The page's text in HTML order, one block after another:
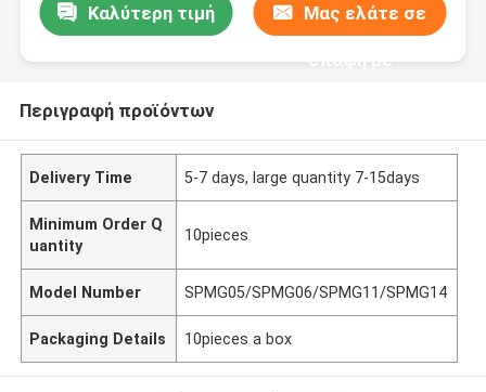
Καλύτερη τιμή Μας ελάτε σε
επαφή με
Περιγραφή προϊόντων
Delivery Time 5-7 days, large quantity 7-15days
Minimum Order Q
uantity
10pieces
Model Number SPMG05/SPMG06/SPMG11/SPMG14
Packaging Details 10pieces a box